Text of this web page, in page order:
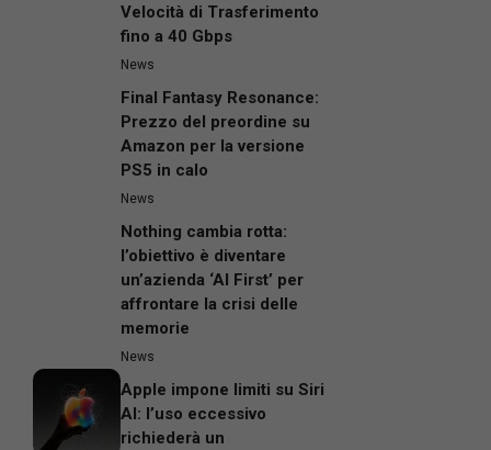
Velocità di Trasferimento
fino a 40 Gbps
News
Final Fantasy Resonance:
Prezzo del preordine su
Amazon per la versione
PS5 in calo
News
Nothing cambia rotta:
l’obiettivo è diventare
un’azienda ‘AI First’ per
affrontare la crisi delle
memorie
News
Apple impone limiti su Siri
AI: l’uso eccessivo
richiederà un